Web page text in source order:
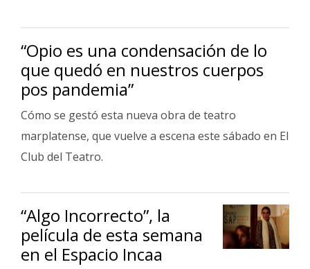
“Opio es una condensación de lo
que quedó en nuestros cuerpos
pos pandemia”
Cómo se gestó esta nueva obra de teatro
marplatense, que vuelve a escena este sábado en El
Club del Teatro.
“Algo Incorrecto”, la
película de esta semana
en el Espacio Incaa